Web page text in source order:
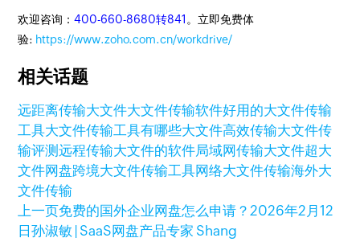
欢迎咨询：400-660-8680转841 。立即免费体
验: https://www.zoho.com.cn/workdrive/
相关话题
远距离传输大文件大文件传输软件好用的大文件传输
工具大文件传输工具有哪些大文件高效传输大文件传
输评测远程传输大文件的软件局域网传输大文件超大
文件网盘跨境大文件传输工具网络大文件传输海外大
文件传输
上一页免费的国外企业网盘怎么申请？2026年2月12
日孙淑敏 | SaaS网盘产品专家 Shang